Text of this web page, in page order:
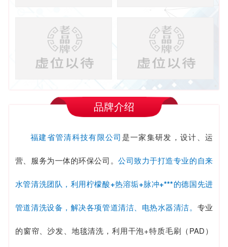
品牌介绍
福建省管清科技有限公司 是一家集研发，设计、运
营、服务为一体的环保公司。公司致力于打造专业的自来
水管清洗团队，利用柠檬酸+热溶垢+脉冲+***的德国先进
管道清洗设备，解决各项管道清洁、电热水器清洁。 专业
的窗帘、沙发、地毯清洗，利用干泡+特质毛刷（PAD）